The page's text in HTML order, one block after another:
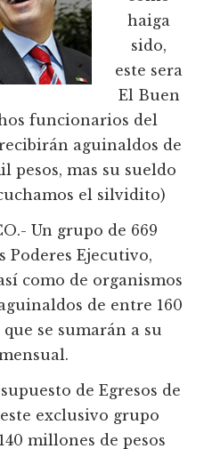
haiga
sido,
este sera
El Buen
funcionarios del
aguinaldos de
pesos, mas su sueldo
el silvidito)
Un grupo de 669
Poderes Ejecutivo,
como de organismos
de entre 160
se sumarán a su
de Egresos de
exclusivo grupo
millones de pesos